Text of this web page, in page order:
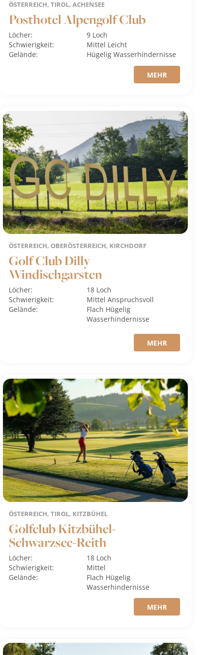
ÖSTERREICH, TIROL, ACHENSEE
Posthotel Alpengolf Club
Löcher:
9 Loch
Schwierigkeit:
Mittel Leicht
Gelände:
HügeligWasserhindernisse
MEHR
ÖSTERREICH, OBERÖSTERREICH, KIRCHDORF
Golf Club Dilly
Windischgarsten
Löcher:
18 Loch
Schwierigkeit:
MittelAnspruchsvoll
Gelände:
Flach Hügelig
Wasserhindernisse
MEHR
ÖSTERREICH, TIROL, KITZBÜHEL
Golfclub Kitzbühel-
Schwarzsee-Reith
Löcher:
18 Loch
Schwierigkeit:
Mittel
Gelände:
Flach Hügelig
Wasserhindernisse
MEHR